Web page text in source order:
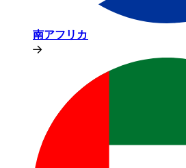
南アフリカ​​